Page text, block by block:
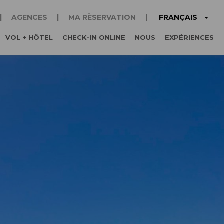
AGENCES MA RÈSERVATION FRANÇAIS
VOL + HÔTEL CHECK-IN ONLINE NOUS EXPÉRIENCES